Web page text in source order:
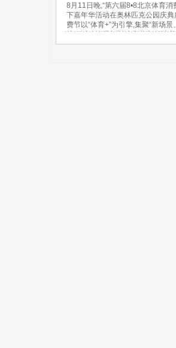
8月11日晚,“第六届8•8北京体育
下嘉年华活动在奥林匹克公园庆
费节以“体育+”为引擎,集聚“新场
线下活动挖掘新型消费潜力,链接